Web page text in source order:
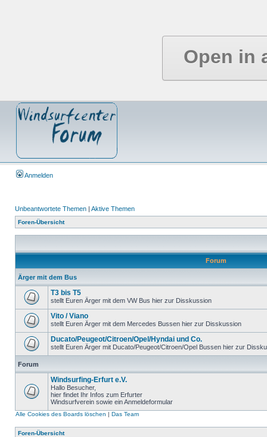
Open in
Anmelden
Unbeantwortete Themen | Aktive Themen
Foren-Übersicht
Forum
Ärger mit dem Bus
T3 bis T5
stellt Euren Ärger mit dem VW Bus hier zur Disskussion
Vito / Viano
stellt Euren Ärger mit dem Mercedes Bussen hier zur Disskussion
Ducato/Peugeot/Citroen/Opel/Hyndai und Co.
stellt Euren Ärger mit Ducato/Peugeot/Citroen/Opel Bussen hier zur
Forum
Windsurfing-Erfurt e.V.
Hallo Besucher,
hier findet Ihr Infos zum Erfurter
Windsurfverein sowie ein Anmeldeformular
Alle Cookies des Boards löschen | Das Team
Foren-Übersicht